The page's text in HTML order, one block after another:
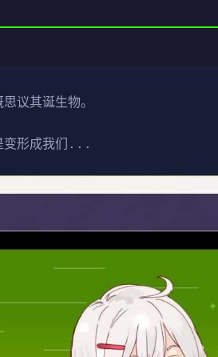
议其诞生物。
变形成我们...